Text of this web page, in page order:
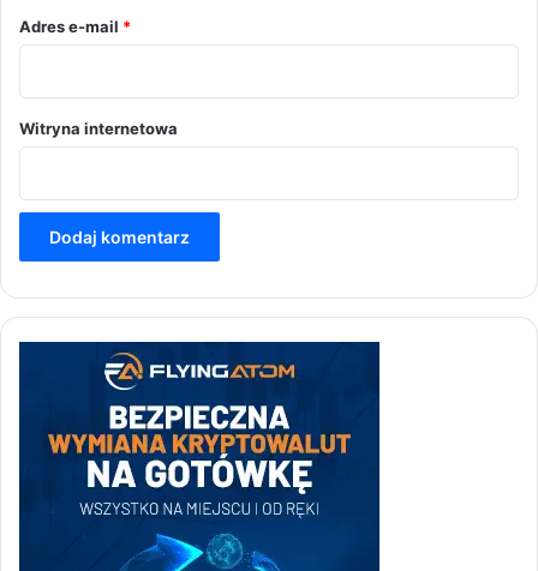
Adres e-mail *
Witryna internetowa